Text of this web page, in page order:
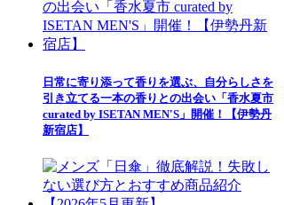
日常に寄り添って香りを選ぶ、自分らしさを
引き立てる一本の香りとの出会い「香水夏市
curated by ISETAN MEN'S」開催！【伊勢丹
新宿店】